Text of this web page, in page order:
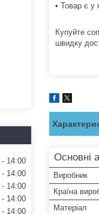
• Товар є у
Купуйте
швидку
Основні
Виробник
Країна
Матеріал
14:00
14:00
14:00
14:00
14:00